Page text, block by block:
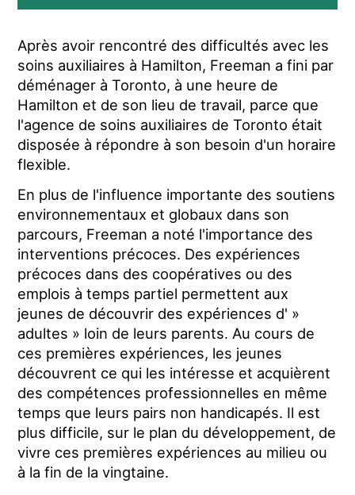
Après avoir rencontré des difficultés avec les
soins auxiliaires à Hamilton, Freeman a fini par
déménager à Toronto, à une heure de
Hamilton et de son lieu de travail, parce que
l'agence de soins auxiliaires de Toronto était
disposée à répondre à son besoin d'un horaire
flexible.
En plus de l'influence importante des soutiens
environnementaux et globaux dans son
parcours, Freeman a noté l'importance des
interventions précoces. Des expériences
précoces dans des coopératives ou des
emplois à temps partiel permettent aux
jeunes de découvrir des expériences d' »
adultes » loin de leurs parents. Au cours de
ces premières expériences, les jeunes
découvrent ce qui les intéresse et acquièrent
des compétences professionnelles en même
temps que leurs pairs non handicapés. Il est
plus difficile, sur le plan du développement, de
vivre ces premières expériences au milieu ou
à la fin de la vingtaine.